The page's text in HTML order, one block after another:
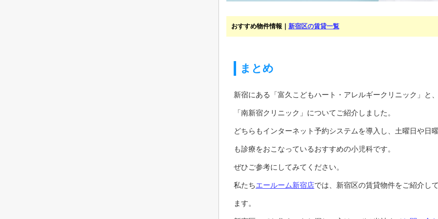
おすすめ物件情報｜ 新宿区の賃貸一覧
まとめ
新宿にある「富久こどもハート・アレルギークリニック」と、
「南新宿クリニック」についてご紹介しました。
どちらもインターネット予約システムを導入し、土曜日や日
も診療をおこなっているおすすめの小児科です。
ぜひご参考にしてみてください。
私たちエールーム新宿店では、新宿区の賃貸物件をご紹介し
ます。